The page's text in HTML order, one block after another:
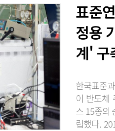
표준
정용
계' 구
한국표준
이 반도체
스 15종의
립했다.